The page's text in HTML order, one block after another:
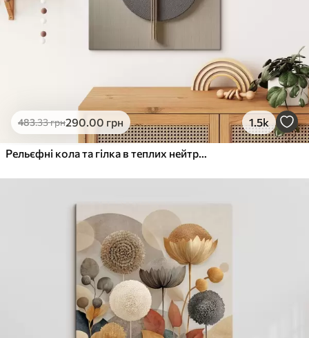
483.33грн290.00 грн 1.5k
Рельєфні кола та гілка в теплих нейтральних тонах